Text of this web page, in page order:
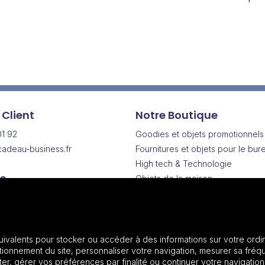
Client
92
business.fr
Notre Boutique
Goodies et objets promotionnels
Fournitures et objets pour le
High tech & Technologie
Objets de la maison
Maroquinerie
Plantes et graines
pour stocker ou accéder à des informations sur votre
du site, personnaliser votre navigation, mesurer sa
gérer vos préférences par finalité ou continuer votre